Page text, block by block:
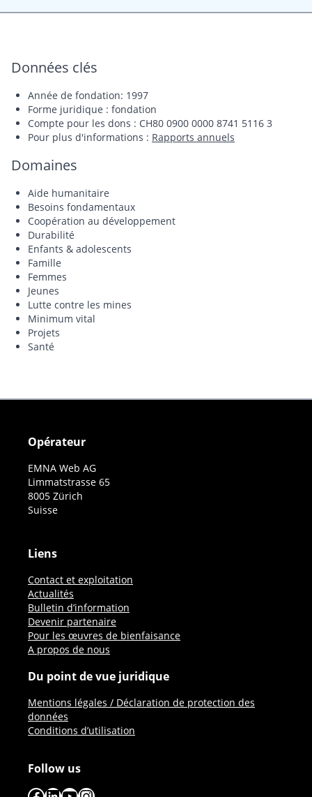
Données clés
Année de fondation: 1997
Forme juridique : fondation
Compte pour les dons : CH80 0900 0000 8741 5116 3
Pour plus d'informations : Rapports annuels
Domaines
Aide humanitaire
Besoins fondamentaux
Coopération au développement
Durabilité
Enfants & adolescents
Famille
Femmes
Jeunes
Lutte contre les mines
Minimum vital
Projets
Santé
Opérateur
EMNA Web AG
Limmatstrasse 65
8005 Zürich
Suisse
Liens
Contact et exploitation
Actualités
Bulletin d’information
Devenir partenaire
Pour les œuvres de bienfaisance
A propos de nous
Du point de vue juridique
Mentions légales / Déclaration de protection des
données
Conditions d’utilisation
Follow us